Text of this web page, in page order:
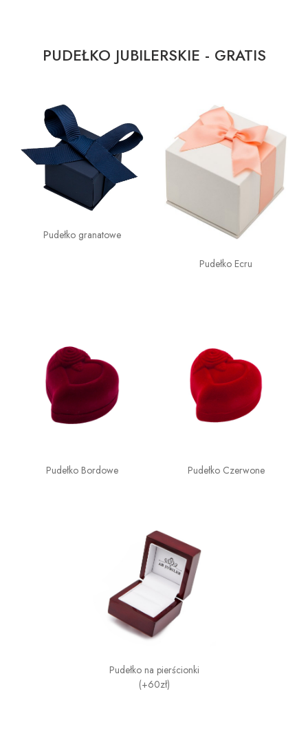
PUDEŁKO JUBILERSKIE - GRATIS
Pudełko granatowe
Pudełko Ecru
Pudełko Bordowe Pudełko Czerwone
Pudełko na pierścionki
(+60zł)